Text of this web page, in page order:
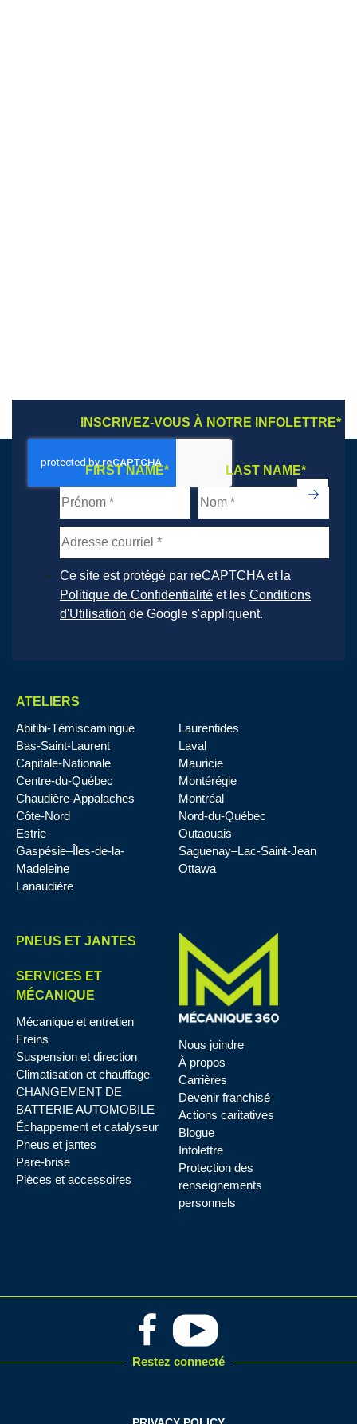
FIRST NAME* LAST NAME*
INSCRIVEZ-VOUS À NOTRE INFOLETTRE*
Ce site est protégé par reCAPTCHA et la
Politique de Confidentialité et les Conditions
d'Utilisation de Google s'appliquent.
->
ATELIERS
Abitibi-Témiscamingue
Bas-Saint-Laurent
Capitale-Nationale
Centre-du-Québec
Chaudière-Appalaches
Côte-Nord
Estrie
Gaspésie–Îles-de-la-
Madeleine
Lanaudière
Laurentides
Laval
Mauricie
Montérégie
Montréal
Nord-du-Québec
Outaouais
Saguenay–Lac-Saint-Jean
Ottawa
PNEUS ET JANTES
SERVICES ET
MÉCANIQUE
Mécanique et entretien
Freins
Suspension et direction
Climatisation et chauffage
CHANGEMENT DE
BATTERIE AUTOMOBILE
Échappement et catalyseur
Pneus et jantes
Pare-brise
Pièces et accessoires
Nous joindre
À propos
Carrières
Devenir franchisé
Actions caritatives
Blogue
Infolettre
Protection des
renseignements
personnels
Restez connecté